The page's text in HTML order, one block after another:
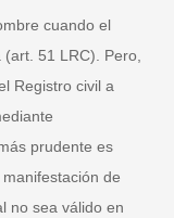
cuando el
51 LRC). Pero,
Registro civil a
prudente es
de
no sea válido en